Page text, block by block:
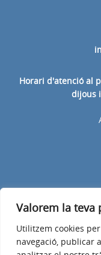
Valorem la teva
Utilitzem cookies
navegació, publicar
Horari d'atenció al
dijous